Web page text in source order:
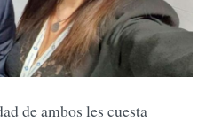
de ambos les cuesta